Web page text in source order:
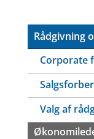
Rådgivning
Corporate
Valg af